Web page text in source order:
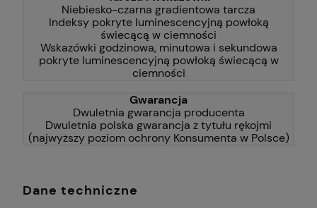
Niebiesko-czarna gradientowa tarcza
Indeksy pokryte luminescencyjną powłoką
świecącą w ciemności
Wskazówki godzinowa, minutowa i sekundowa
pokryte luminescencyjną powłoką świecącą w
ciemności
Gwarancja
Dwuletnia gwarancja producenta
Dwuletnia polska gwarancja z tytułu rękojmi
(najwyższy poziom ochrony Konsumenta w Polsce)
Dane techniczne